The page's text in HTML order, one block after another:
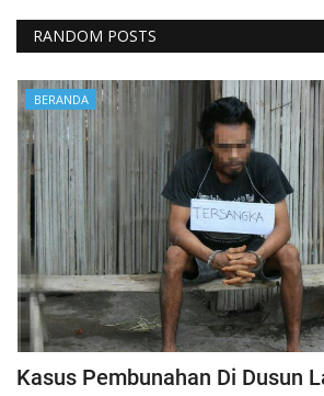
RANDOM POSTS
BERANDA
Kasus Pembunahan Di Dusun